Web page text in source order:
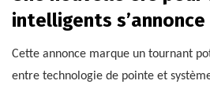
intelligents s’annonce
Cette annonce marque un tournant
entre technologie de pointe et